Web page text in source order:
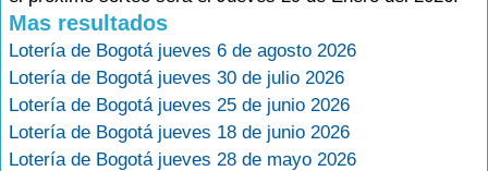
Mas resultados
Lotería de Bogotá jueves 6 de agosto 2026
Lotería de Bogotá jueves 30 de julio 2026
Lotería de Bogotá jueves 25 de junio 2026
Lotería de Bogotá jueves 18 de junio 2026
Lotería de Bogotá jueves 28 de mayo 2026